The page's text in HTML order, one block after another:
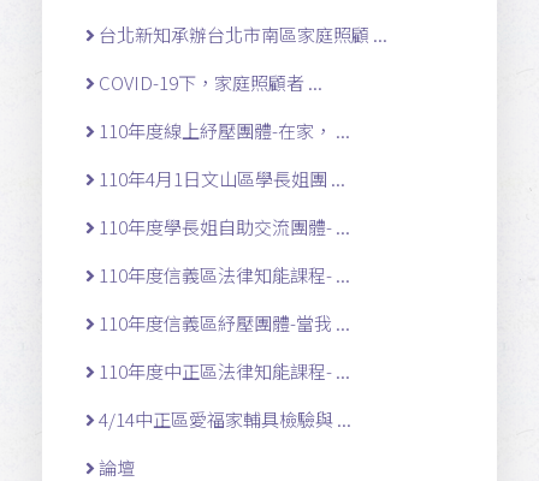
台北新知承辦台北市南區家庭照顧 ...
COVID-19下，家庭照顧者 ...
110年度線上紓壓團體-在家， ...
110年4月1日文山區學長姐團 ...
110年度學長姐自助交流團體- ...
110年度信義區法律知能課程- ...
110年度信義區紓壓團體-當我 ...
110年度中正區法律知能課程- ...
4/14中正區愛福家輔具檢驗與 ...
論壇